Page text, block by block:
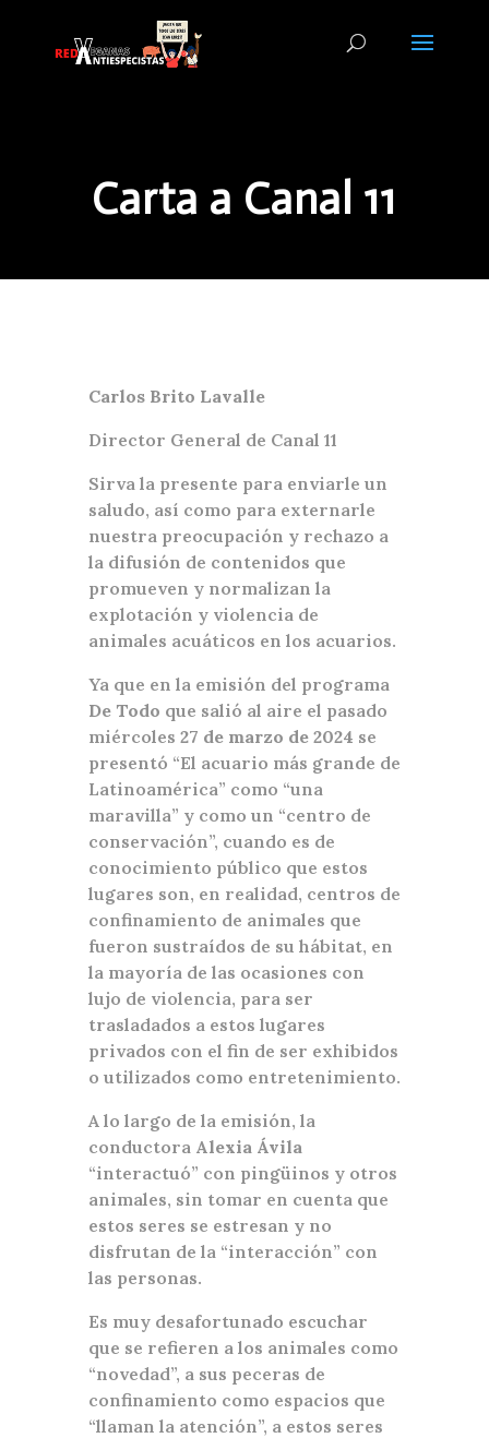
Carta a Canal 11
Carlos Brito Lavalle
Director General de Canal 11
Sirva la presente para enviarle un
saludo, así como para externarle
nuestra preocupación y rechazo a
la difusión de contenidos que
promueven y normalizan la
explotación y violencia de
animales acuáticos en los acuarios.
Ya que en la emisión del programa
De Todo que salió al aire el pasado
miércoles 27 de marzo de 2024 se
presentó “El acuario más grande de
Latinoamérica” como “una
maravilla” y como un “centro de
conservación”, cuando es de
conocimiento público que estos
lugares son, en realidad, centros de
confinamiento de animales que
fueron sustraídos de su hábitat, en
la mayoría de las ocasiones con
lujo de violencia, para ser
trasladados a estos lugares
privados con el fin de ser exhibidos
o utilizados como entretenimiento.
A lo largo de la emisión, la
conductora Alexia Ávila
“interactuó” con pingüinos y otros
animales, sin tomar en cuenta que
estos seres se estresan y no
disfrutan de la “interacción” con
las personas.
Es muy desafortunado escuchar
que se refieren a los animales como
“novedad”, a sus peceras de
confinamiento como espacios que
“llaman la atención”, a estos seres